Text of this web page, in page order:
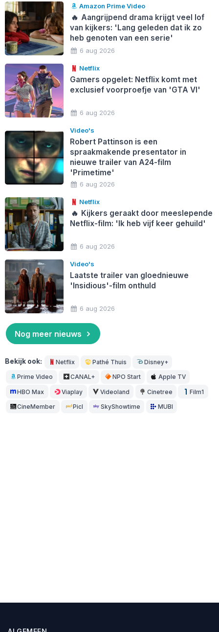
Amazon Prime Video
🔥 Aangrijpend drama krijgt veel lof
van kijkers: 'Lang geleden dat ik zo
heb genoten van een serie'
6 aug 2026
Netflix
Gamers opgelet: Netflix komt met
exclusief voorproefje van 'GTA VI'
6 aug 2026
Video's
Robert Pattinson is een
spraakmakende presentator in
nieuwe trailer van A24-film
'Primetime'
6 aug 2026
Netflix
🔥 Kijkers geraakt door meeslepende
Netflix-film: 'Ik heb vijf keer gehuild'
6 aug 2026
Video's
Laatste trailer van gloednieuwe
'Insidious'-film onthuld
6 aug 2026
Nog meer nieuws
Bekijk ook: Netflix Pathé Thuis Disney+
Prime Video CANAL+ NPO Start Apple TV
HBO Max Viaplay Videoland Cinetree Film1
CineMember Picl SkyShowtime MUBI